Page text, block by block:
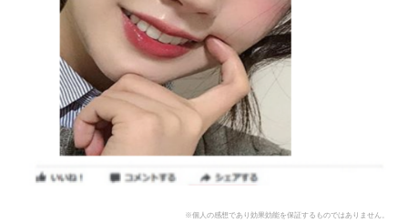
※個人の感想であり効果効能を保証するものではありません。